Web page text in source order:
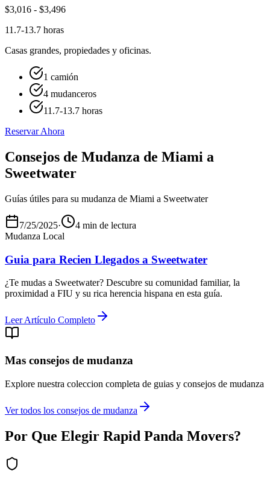
$3,016 - $3,496
11.7-13.7 horas
Casas grandes, propiedades y oficinas.
1 camión
4 mudanceros
11.7-13.7 horas
Reservar Ahora
Consejos de Mudanza de Miami a
Sweetwater
Guías útiles para su mudanza de Miami a Sweetwater
7/25/2025·
4 min de lectura
Mudanza Local
Guia para Recien Llegados a Sweetwater
¿Te mudas a Sweetwater? Descubre su comunidad familiar, la
proximidad a FIU y su rica herencia hispana en esta guía.
Leer Artículo Completo
Mas consejos de mudanza
Explore nuestra coleccion completa de guias y consejos de mudanza
Ver todos los consejos de mudanza
Por Que Elegir Rapid Panda Movers?